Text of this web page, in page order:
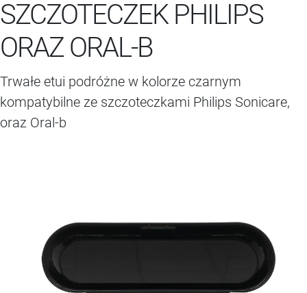
SZCZOTECZEK PHILIPS
ORAZ ORAL-B
Trwałe etui podróżne w kolorze czarnym
kompatybilne ze szczoteczkami Philips Sonicare,
oraz Oral-b